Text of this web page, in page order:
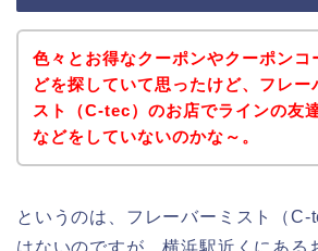
色々とお得なクーポンやクーポンコ
どを探していて思ったけど、フレー
スト（C-tec）のお店でラインの友
などをしていないのかな～。
というのは、フレーバーミスト（
はないのですが、横浜駅近くにある